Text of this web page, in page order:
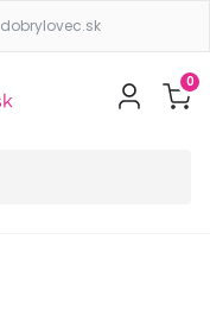
dobrylovec.sk
0